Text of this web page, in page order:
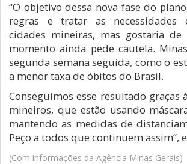
“O objetivo dessa nova fase do
regras e tratar as necessidades
cidades mineiras, mas gostaria
momento ainda pede cautela.
segunda semana seguida, como o
a menor taxa de óbitos do Brasil.
Conseguimos esse resultado graças
mineiros, que estão usando
mantendo as medidas de
Peço a todos que continuem assim”,
(Com informações da Agência Minas Gerais)